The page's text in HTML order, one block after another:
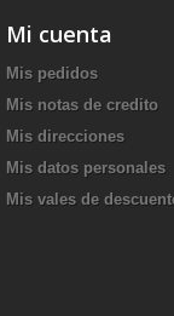
Mi cuenta
Mis pedidos
Mis notas de credito
Mis direcciones
Mis datos personales
Mis vales de